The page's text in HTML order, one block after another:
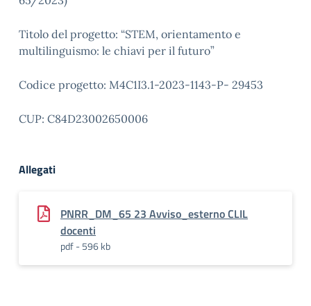
Titolo del progetto: “STEM, orientamento e
multilinguismo: le chiavi per il futuro”
Codice progetto: M4C1I3.1-2023-1143-P- 29453
CUP: C84D23002650006
Allegati
PNRR_DM_65 23 Avviso_esterno CLIL
docenti
pdf - 596 kb